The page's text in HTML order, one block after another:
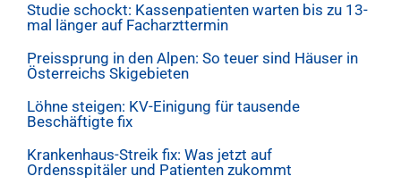
Studie schockt: Kassenpatienten warten bis zu 13-
mal länger auf Facharzttermin
Preissprung in den Alpen: So teuer sind Häuser in
Österreichs Skigebieten
Löhne steigen: KV-Einigung für tausende
Beschäftigte fix
Krankenhaus-Streik fix: Was jetzt auf
Ordensspitäler und Patienten zukommt